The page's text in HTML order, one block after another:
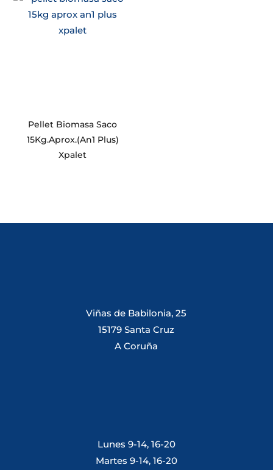
Pellet Biomasa Saco
15Kg.Aprox.(An1 Plus)
Xpalet
Viñas de Babilonia, 25
15179 Santa Cruz
A Coruña
Lunes 9-14, 16-20
Martes 9-14, 16-20